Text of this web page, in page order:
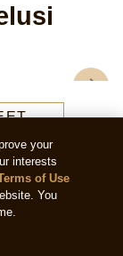
your
interests
of Use
You